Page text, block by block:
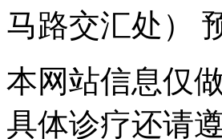
马路交汇处）
本网站信息仅
具体诊疗还请